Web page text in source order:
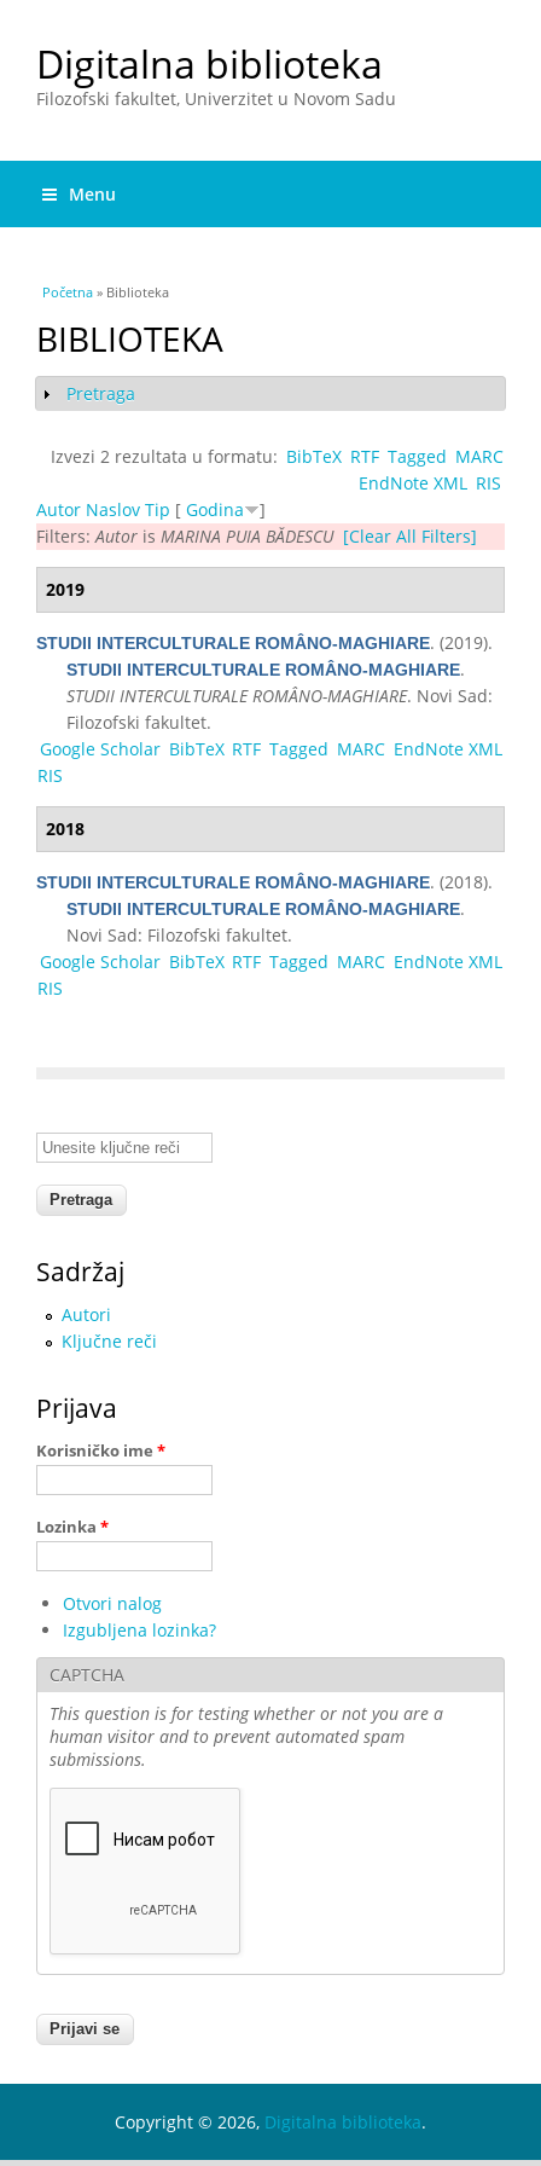
Digitalna biblioteka
Filozofski fakultet, Univerzitet u Novom Sadu
Menu
You are here
Početna » Biblioteka
BIBLIOTEKA
Show
Pretraga
Izvezi 2 rezultata u formatu: BibTeX RTF Tagged MARC
EndNote XML
RIS
Autor Naslov Tip [ Godina
]
Filters: Autor is MARINA PUIA BĂDESCU [Clear All Filters]
2019
STUDII INTERCULTURALE ROMÂNO-MAGHIARE. (2019).
STUDII INTERCULTURALE ROMÂNO-MAGHIARE.
STUDII INTERCULTURALE ROMÂNO-MAGHIARE. Novi Sad:
Filozofski fakultet.
Google Scholar BibTeX RTF Tagged MARC EndNote XML
RIS
2018
STUDII INTERCULTURALE ROMÂNO-MAGHIARE. (2018).
STUDII INTERCULTURALE ROMÂNO-MAGHIARE.
Novi Sad: Filozofski fakultet.
Google Scholar BibTeX RTF Tagged MARC EndNote XML
RIS
Unesite ključne reči
Sadržaj
Autori
Ključne reči
Prijava
Korisničko ime *
Lozinka *
Otvori nalog
Izgubljena lozinka?
CAPTCHA
This question is for testing whether or not you are a
human visitor and to prevent automated spam
submissions.
Copyright © 2026, Digitalna biblioteka.